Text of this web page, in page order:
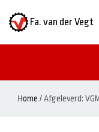
Fa. van der Vegt
Home /Afgeleverd: